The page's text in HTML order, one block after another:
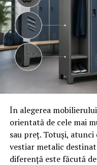
În alegerea
orientată de cele mai
sau preț. Totuși,
vestiar metalic
diferență este făcută